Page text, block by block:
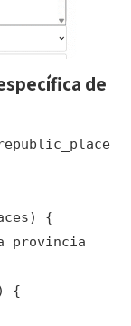
de
{